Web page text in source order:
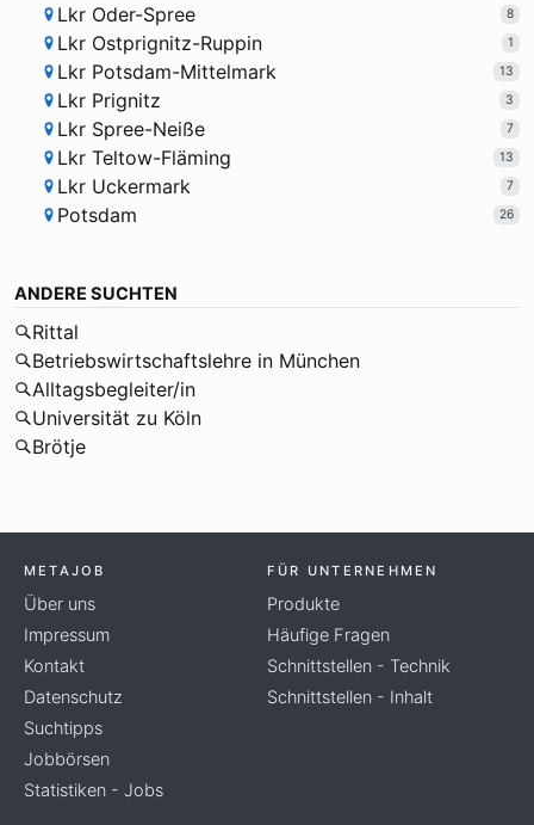
Lkr Oder-Spree 8
Lkr Ostprignitz-Ruppin 1
Lkr Potsdam-Mittelmark 13
Lkr Prignitz 3
Lkr Spree-Neiße 7
Lkr Teltow-Fläming 13
Lkr Uckermark 7
Potsdam 26
ANDERE SUCHTEN
Rittal
Betriebswirtschaftslehre in München
Alltagsbegleiter/in
Universität zu Köln
Brötje
METAJOB
Über uns
Impressum
Kontakt
Datenschutz
Suchtipps
Jobbörsen
Statistiken - Jobs
FÜR UNTERNEHMEN
Produkte
Häufige Fragen
Schnittstellen - Technik
Schnittstellen - Inhalt